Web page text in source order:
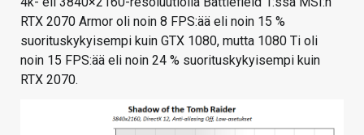
RTX 2070 Armor oli noin 8 FPS:ää eli noin 15 %
suorituskykyisempi kuin GTX 1080, mutta 1080 Ti oli
noin 15 FPS:ää eli noin 24 % suorituskykyisempi kuin
RTX 2070.